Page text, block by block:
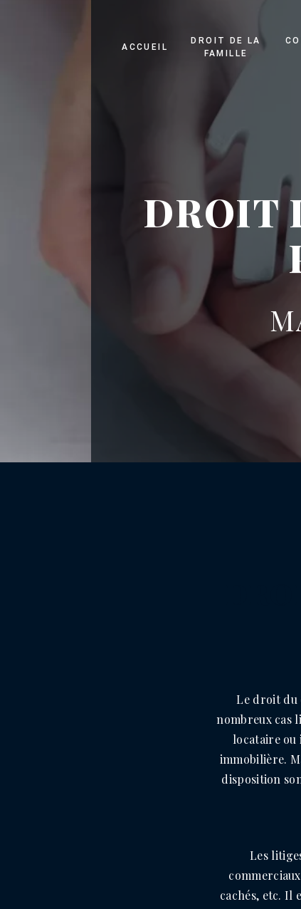
ACCUEIL
DROIT DE LA
FAMILLE
DROIT
Le droit du
nombreux cas
locataire
immobilière.
disposition
Les
cachés, etc. Il